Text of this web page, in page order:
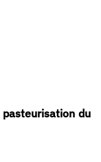
du